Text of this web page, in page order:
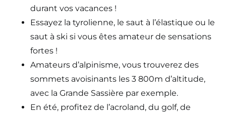
durant vos vacances !
Essayez la tyrolienne, le saut à l’élastique ou le
saut à ski si vous êtes amateur de sensations
fortes !
Amateurs d’alpinisme, vous trouverez des
sommets avoisinants les 3 800m d’altitude,
avec la Grande Sassière par exemple.
En été, profitez de l’acroland, du golf, de